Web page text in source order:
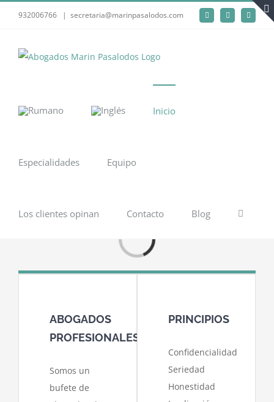
932006766 | secretaria@marinpasalodos.com FacebookLinkedIn
Inicio
Especialidades Equipo
Los clientes opinan Contacto Blog
Cargando...
ABOGADOS
PROFESIONALES
Somos un
bufete de
PRINCIPIOS
Confidencialidad
Seriedad
Honestidad